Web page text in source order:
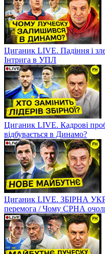
Циганик LIVE. Падіння і
Інтрига в УПЛ
Циганик LIVE. Кадрові
відбувається в Динамо?
Циганик LIVE. ЗБІРНА
перемога / Чому СРНА